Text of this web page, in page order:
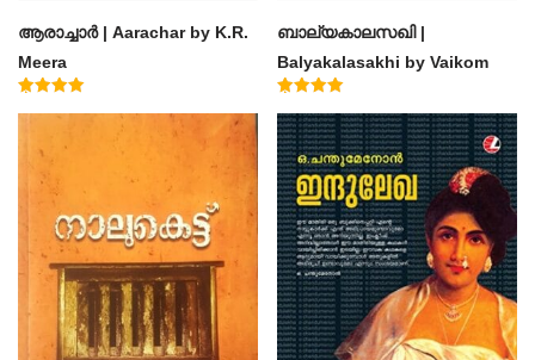
ആരാച്ചാര്‍ | Aarachar by K.R.
Meera
ബാല്യകാലസഖി |
Balyakalasakhi by Vaikom
Muhammad Basheer
4.60
out of 5